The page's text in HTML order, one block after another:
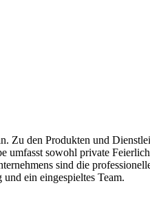
Zu den Produkten und
sowohl private
sind die
ein eingespieltes Team.